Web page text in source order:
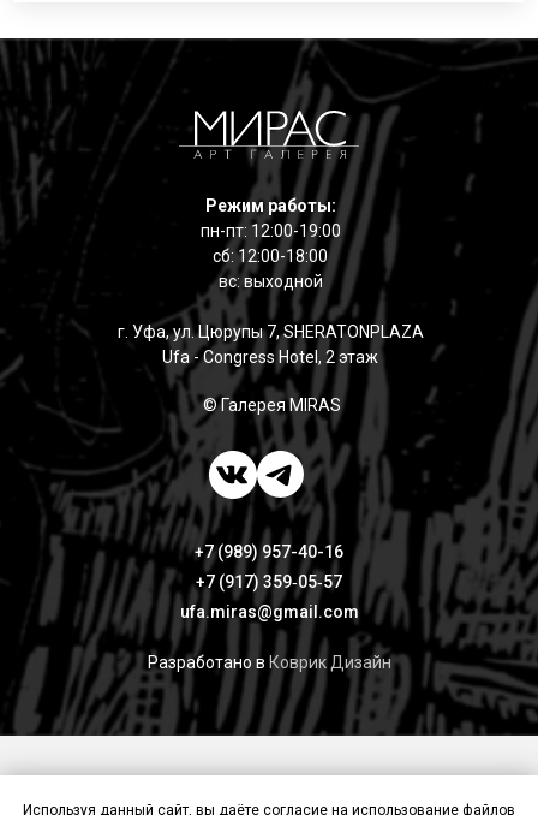
Режим работы:
пн-пт: 12:00-19:00
сб: 12:00-18:00
вс: выходной
г. Уфа, ул. Цюрупы 7, SHERATONPLAZA
Ufa - Congress Hotel, 2 этаж
© Галерея MIRAS
Разработано в Коврик Дизайн
+7 (989) 957-40-16
+7 (917) 359‑05‑57
ufa.miras@gmail.com
Используя данный сайт, вы даёте согласие на использование файлов